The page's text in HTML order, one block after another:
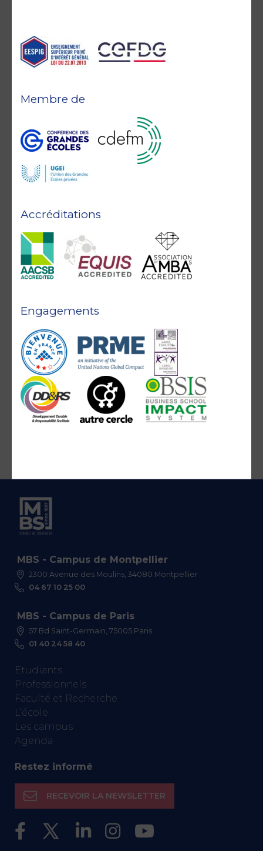
Accréditations
Membre de
Engagements
MBS - Campus de Montpellier
2300 Avenue des Moulins, 34080 Montpellier
04 67 10 25 00
MBS - Campus de Paris
57 Bd Saint-Germain, 75005 Paris
01 40 24 58 40
Etudiants
Professionnels
Faculté et Recherche
L’école
Les campus
Agenda
Restez informé
RECEVOIR LA NEWSLETTER